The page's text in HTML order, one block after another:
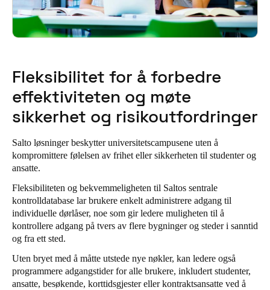
Fleksibilitet for å forbedre
effektiviteten og møte
sikkerhet og risikoutfordringer
Salto løsninger beskytter universitetscampusene uten å
kompromittere følelsen av frihet eller sikkerheten til studenter og
ansatte.
Fleksibiliteten og bekvemmeligheten til Saltos sentrale
kontrolldatabase lar brukere enkelt administrere adgang til
individuelle dørlåser, noe som gir ledere muligheten til å
kontrollere adgang på tvers av flere bygninger og steder i sanntid
og fra ett sted.
Uten bryet med å måtte utstede nye nøkler, kan ledere også
programmere adgangstider for alle brukere, inkludert studenter,
ansatte, besøkende, korttidsgjester eller kontraktsansatte ved å